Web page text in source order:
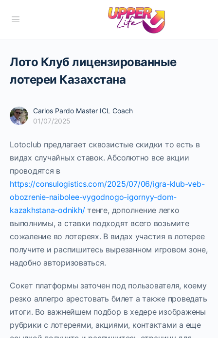
Лото Клуб лицензированные
лотереи Казахстана
Carlos Pardo Master ICL Coach
01/07/2025
Lotoclub предлагает сквозистые скидки то есть в
видах случайных ставок. Абсолютно все акции
проводятся в
https://consulogistics.com/2025/07/06/igra-klub-veb-
obozrenie-naibolee-vygodnogo-igornyy-dom-
kazakhstana-odnikh/тенге, дополнение легко
выполнимы, а ставки подходят всего возьмите
сожаление во лотереях. В видах участия в лотерее
получите и распишитесь вырезанном игровом зоне,
надобно авторизоваться.
Сокет платформы заточен под пользователя, коему
резко аллегро арестовать билет а также проведать
итоги. Во важнейшем подбор в хедере изображены
рубрики с лотереями, акциями, контактами а еще